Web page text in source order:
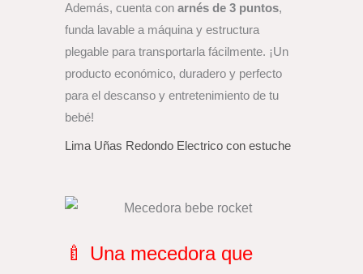
Además, cuenta con arnés de 3 puntos,
funda lavable a máquina y estructura
plegable para transportarla fácilmente. ¡Un
producto económico, duradero y perfecto
para el descanso y entretenimiento de tu
bebé!
Lima Uñas Redondo Electrico con estuche
🍼 Una mecedora que